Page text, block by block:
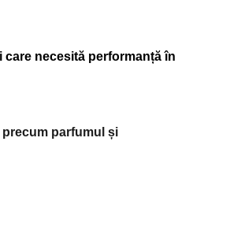
necesită performanță în
parfumul și